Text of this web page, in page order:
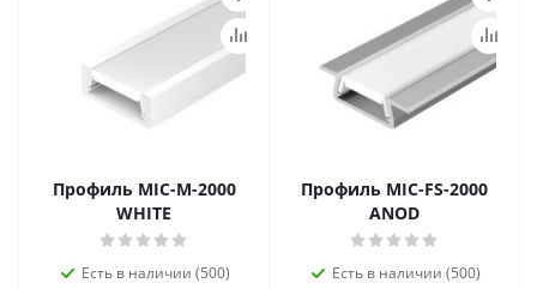
Профиль MIC-M-2000
WHITE
Есть в наличии (500)
Профиль MIC-FS-2000
ANOD
Есть в наличии (500)